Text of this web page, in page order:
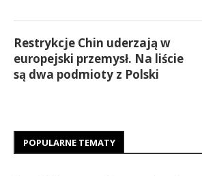
Restrykcje Chin uderzają w
europejski przemysł. Na liście
są dwa podmioty z Polski
POPULARNE TEMATY